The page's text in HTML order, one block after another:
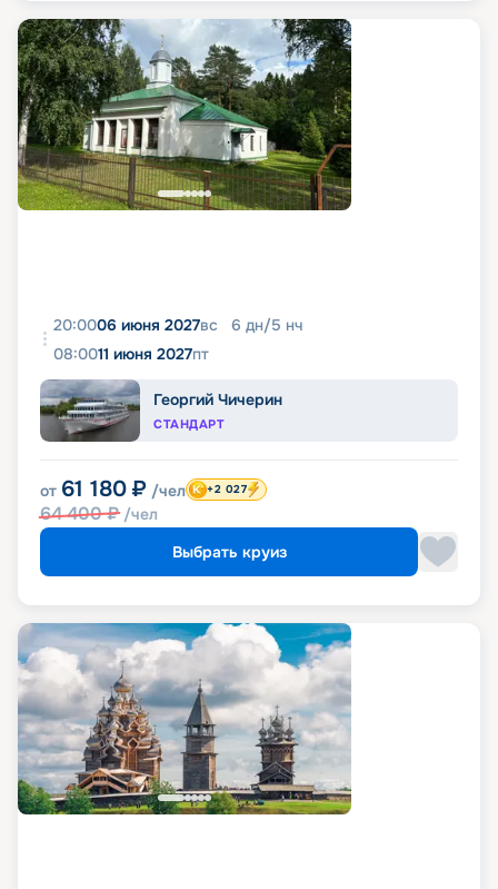
20:0006 июня 2027вс 6 дн/5 нч
08:0011 июня 2027пт
Георгий Чичерин
СТАНДАРТ
от 61 180 ₽ /чел
64 400₽ /чел
+2 027
Выбрать круиз